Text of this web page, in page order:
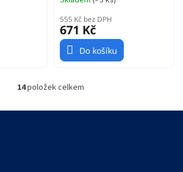
555 Kč bez DPH
671 Kč
Do košíku
O
l
14položek celkem